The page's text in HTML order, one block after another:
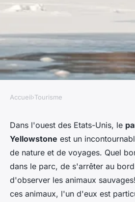
Où observer les
parc national de
USA?
Emma•27 juin 2024•6 min de lecture
Accueil›Tourisme
Dans l'ouest des Etats-Unis, le
Yellowstone est un
de nature et de voyages. Quel
dans le parc, de s'arrêter au
d'observer les animaux
ces animaux, l'un d'eux est